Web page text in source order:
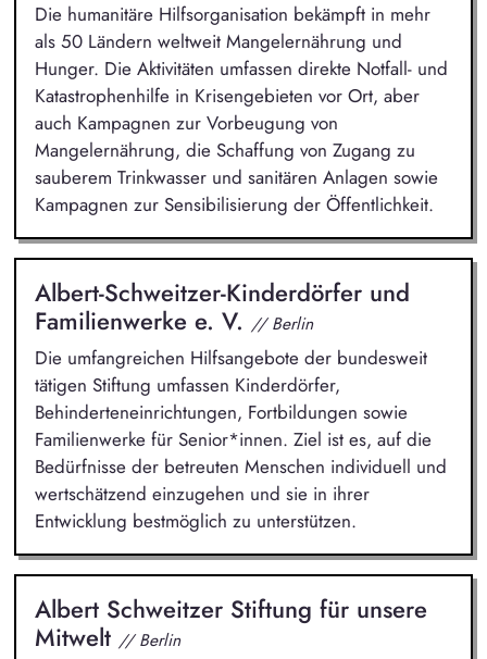
Die humanitäre Hilfsorganisation bekämpft in mehr
als 50 Ländern weltweit Mangelernährung und
Hunger. Die Aktivitäten umfassen direkte Notfall- und
Katastrophenhilfe in Krisengebieten vor Ort, aber
auch Kampagnen zur Vorbeugung von
Mangelernährung, die Schaffung von Zugang zu
sauberem Trinkwasser und sanitären Anlagen sowie
Kampagnen zur Sensibilisierung der Öffentlichkeit.
Albert-Schweitzer-Kinderdörfer und
Familienwerke e. V. // Berlin
Die umfangreichen Hilfsangebote der bundesweit
tätigen Stiftung umfassen Kinderdörfer,
Behinderteneinrichtungen, Fortbildungen sowie
Familienwerke für Senior*innen. Ziel ist es, auf die
Bedürfnisse der betreuten Menschen individuell und
wertschätzend einzugehen und sie in ihrer
Entwicklung bestmöglich zu unterstützen.
Albert Schweitzer Stiftung für unsere
Mitwelt // Berlin